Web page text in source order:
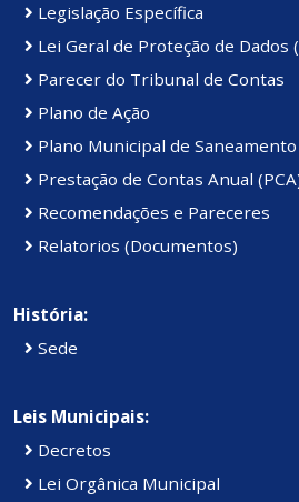
Legislação Específica
Lei Geral de Proteção de Dados
Parecer do Tribunal de Contas
Plano de Ação
Plano Municipal de Saneamento
Prestação de Contas Anual
Recomendações e Pareceres
Relatorios (Documentos)
História:
Sede
Leis Municipais:
Decretos
Lei Orgânica Municipal